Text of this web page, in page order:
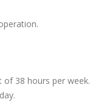
38 hours per week.